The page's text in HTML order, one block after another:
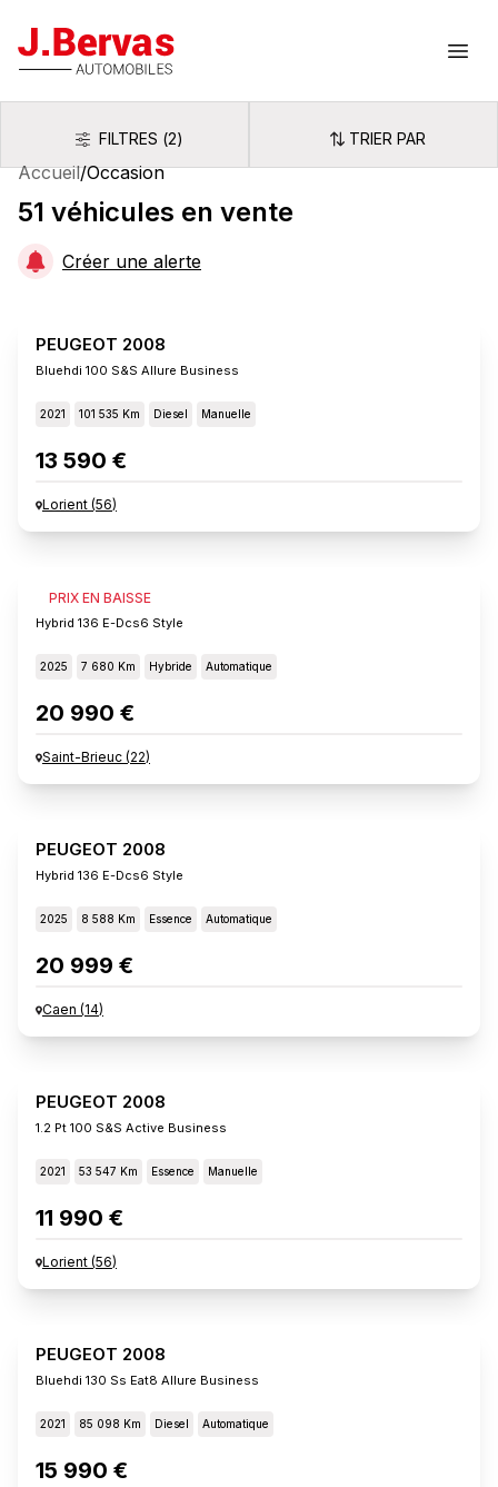
J.Bervas
FiltresFILTRES (2) Trier par
TRIER PAR
Accueil/Occasion
51 véhicules en vente
Créer une alerte
PEUGEOT 2008
Bluehdi 100 S&s Allure Business
2021 101 535 Km Diesel Manuelle
13 590 €
Lorient (56)
PRIX EN BAISSE
PEUGEOT 2008
Hybrid 136 E-Dcs6 Style
2025 7 680 Km Hybride Automatique
20 990 €
Saint-Brieuc (22)
PEUGEOT 2008
Hybrid 136 E-Dcs6 Style
2025 8 588 Km Essence Automatique
20 999 €
Caen (14)
PEUGEOT 2008
1.2 Pt 100 S&s Active Business
2021 53 547 Km Essence Manuelle
11 990 €
Lorient (56)
PEUGEOT 2008
Bluehdi 130 Ss Eat8 Allure Business
2021 85 098 Km Diesel Automatique
15 990 €